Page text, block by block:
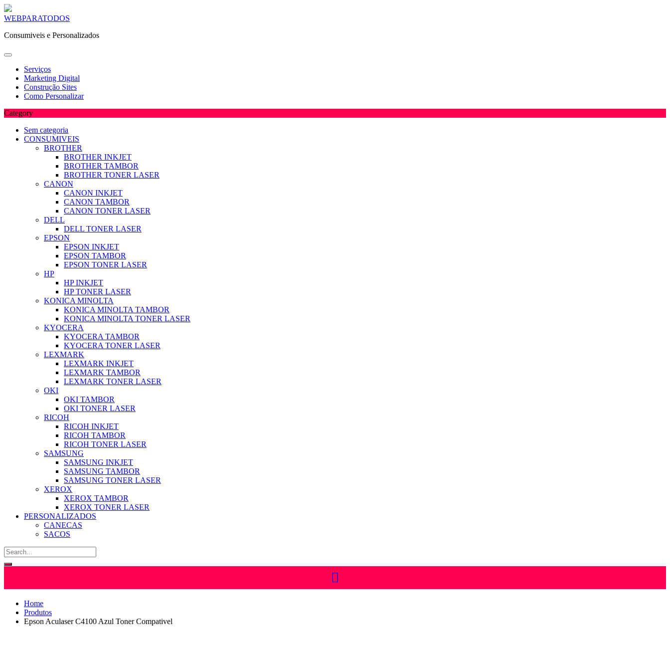
Skip
content
WEBPARATODOS
Consumiveis e Personalizados
Serviços
Marketing Digital
Construção Sites
Como Personalizar
Category
Sem categoria
CONSUMIVEIS
BROTHER
BROTHER INKJET
BROTHER TAMBOR
BROTHER TONER LASER
CANON
CANON INKJET
CANON TAMBOR
CANON TONER LASER
DELL
DELL TONER LASER
EPSON
EPSON INKJET
EPSON TAMBOR
EPSON TONER LASER
HP
HP INKJET
HP TONER LASER
KONICA MINOLTA
KONICA MINOLTA TAMBOR
KONICA MINOLTA TONER LASER
KYOCERA
KYOCERA TAMBOR
KYOCERA TONER LASER
LEXMARK
LEXMARK INKJET
LEXMARK TAMBOR
LEXMARK TONER LASER
OKI
OKI TAMBOR
OKI TONER LASER
RICOH
RICOH INKJET
RICOH TAMBOR
RICOH TONER LASER
SAMSUNG
SAMSUNG INKJET
SAMSUNG TAMBOR
SAMSUNG TONER LASER
XEROX
XEROX TAMBOR
XEROX TONER LASER
PERSONALIZADOS
CANECAS
SACOS
Home
Produtos
Epson Aculaser C4100 Azul Toner Compativel